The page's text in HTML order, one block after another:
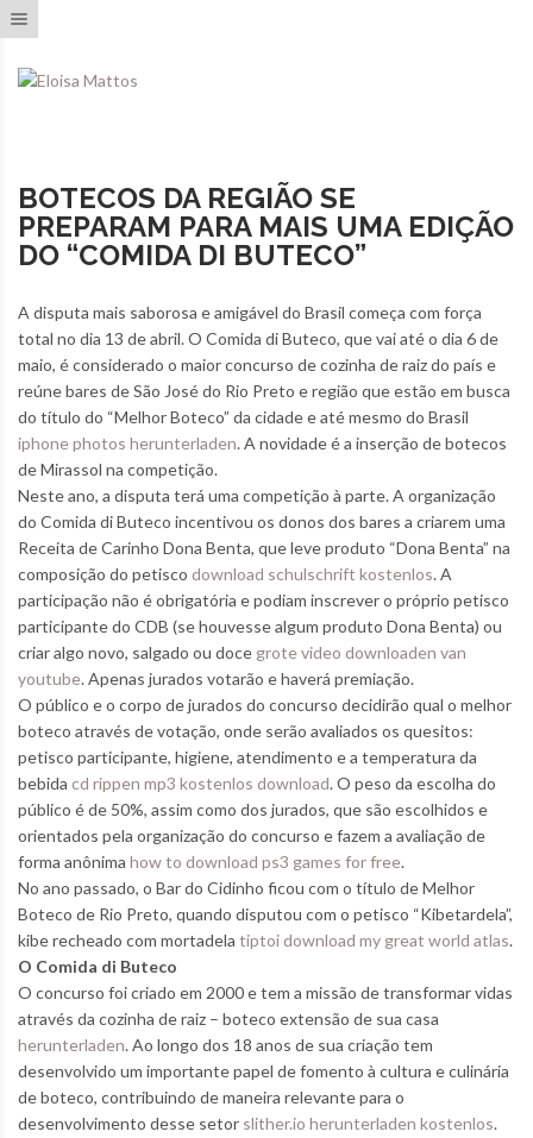
BOTECOS DA REGIÃO SE
PREPARAM PARA MAIS UMA EDIÇÃO
DO “COMIDA DI BUTECO”
A disputa mais saborosa e amigável do Brasil começa com força
total no dia 13 de abril. O Comida di Buteco, que vai até o dia 6 de
maio, é considerado o maior concurso de cozinha de raiz do país e
reúne bares de São José do Rio Preto e região que estão em busca
do título do “Melhor Boteco” da cidade e até mesmo do Brasil
iphone photos herunterladen. A novidade é a inserção de botecos
de Mirassol na competição.
Neste ano, a disputa terá uma competição à parte. A organização
do Comida di Buteco incentivou os donos dos bares a criarem uma
Receita de Carinho Dona Benta, que leve produto “Dona Benta” na
composição do petisco download schulschrift kostenlos. A
participação não é obrigatória e podiam inscrever o próprio petisco
participante do CDB (se houvesse algum produto Dona Benta) ou
criar algo novo, salgado ou doce grote video downloaden van
youtube. Apenas jurados votarão e haverá premiação.
O público e o corpo de jurados do concurso decidirão qual o melhor
boteco através de votação, onde serão avaliados os quesitos:
petisco participante, higiene, atendimento e a temperatura da
bebida cd rippen mp3 kostenlos download. O peso da escolha do
público é de 50%, assim como dos jurados, que são escolhidos e
orientados pela organização do concurso e fazem a avaliação de
forma anônima how to download ps3 games for free.
No ano passado, o Bar do Cidinho ficou com o título de Melhor
Boteco de Rio Preto, quando disputou com o petisco “Kibetardela”,
kibe recheado com mortadela tiptoi download my great world atlas.
O Comida di Buteco
O concurso foi criado em 2000 e tem a missão de transformar vidas
através da cozinha de raiz – boteco extensão de sua casa
herunterladen. Ao longo dos 18 anos de sua criação tem
desenvolvido um importante papel de fomento à cultura e culinária
de boteco, contribuindo de maneira relevante para o
desenvolvimento desse setor slither.io herunterladen kostenlos.